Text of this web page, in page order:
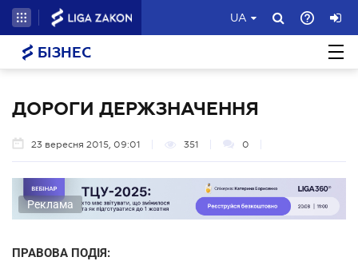
UA
БІЗНЕС
ДОРОГИ ДЕРЖЗНАЧЕННЯ
23 вересня 2015, 09:01 351 0
Реклама
ПРАВОВА ПОДІЯ: